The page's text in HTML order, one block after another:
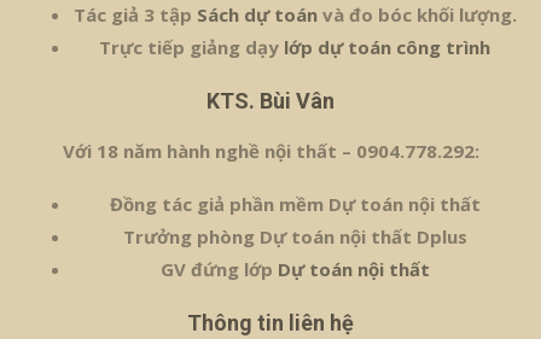
Tác giả 3 tập Sách dự toánvà đo bóc khối lượng.
Trực tiếp giảng dạy lớp dự toán công trình
KTS. Bùi Vân
Với 18 năm hành nghề nội thất – 0904.778.292:
Đồng tác giả phần mềm Dự toán nội thất
Trưởng phòng Dự toán nội thất Dplus
GV đứng lớp Dự toán nội thất
Thông tin liên hệ